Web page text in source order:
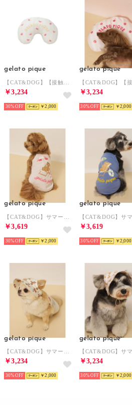
gelato pique
￥3,234
30% ￥2,000
gelato pique
￥3,234
30% ￥2,000
gelato pique
￥3,619
30% ￥2,000
gelato pique
￥3,619
30% ￥2,000
gelato pique
￥3,234
30% ￥2,000
gelato pique
￥3,234
30% ￥2,000